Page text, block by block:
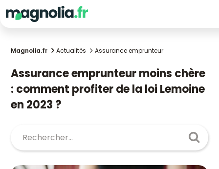
Magnolia.fr Actualités Assurance emprunteur
Assurance emprunteur moins chère
: comment profiter de la loi Lemoine
en 2023 ?